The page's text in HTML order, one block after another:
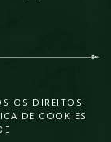
OS DIREITOS
DE COOKIES